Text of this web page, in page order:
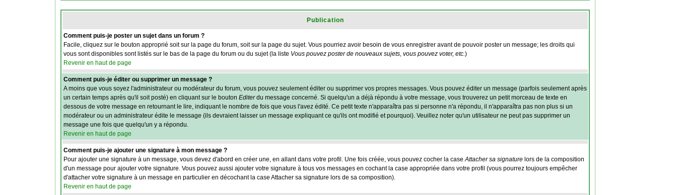
Publication
Comment puis-je poster un sujet dans un forum ?
Facile, cliquez sur le bouton approprié soit sur la page du forum, soit sur la page du sujet. Vous pourriez avoir besoin de vous enregistrer avant de pouvoir poster un message; les droits qui
vous sont disponibles sont listés sur le bas de la page du forum ou du sujet (la liste Vous pouvez poster de nouveaux sujets, vous pouvez voter, etc.)
Revenir en haut de page
Comment puis-je éditer ou supprimer un message ?
A moins que vous soyez l'administrateur ou modérateur du forum, vous pouvez seulement éditer ou supprimer vos propres messages. Vous pouvez éditer un message (parfois seulement après
un certain temps après qu'il soit posté) en cliquant sur le bouton Editerdu message concerné. Si quelqu'un a déjà répondu à votre message, vous trouverez un petit morceau de texte en
dessous de votre message en retournant le lire, indiquant le nombre de fois que vous l'avez édité. Ce petit texte n'apparaîtra pas si personne n'a répondu, il n'apparaîtra pas non plus si un
modérateur ou un administrateur édite le message (ils devraient laisser un message expliquant ce qu'ils ont modifié et pourquoi). Veuillez noter qu'un utilisateur ne peut pas supprimer un
message une fois que quelqu'un y a répondu.
Revenir en haut de page
Comment puis-je ajouter une signature à mon message ?
Pour ajouter une signature à un message, vous devez d'abord en créer une, en allant dans votre profil. Une fois créée, vous pouvez cocher la caseAttacher sa signature lors de la composition
d'un message pour ajouter votre signature. Vous pouvez aussi ajouter votre signature à tous vos messages en cochant la case appropriée dans votre profil (vous pourrez toujours empêcher
d'attacher votre signature à un message en particulier en décochant la case Attacher sa signature lors de sa composition).
Revenir en haut de page